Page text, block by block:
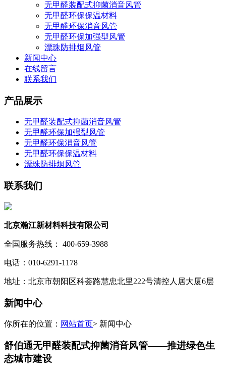
无甲醛装配式抑菌消音风管
无甲醛环保保温材料
无甲醛环保消音风管
无甲醛环保加强型风管
漂珠防排烟风管
新闻中心
在线留言
联系我们
产品展示
无甲醛装配式抑菌消音风管
无甲醛环保加强型风管
无甲醛环保消音风管
无甲醛环保保温材料
漂珠防排烟风管
联系我们
北京瀚江新材料科技有限公司
全国服务热线： 400-659-3988
电话：010-6291-1178
地址：北京市朝阳区科荟路慧忠北里222号清控人居大厦6层
新闻中心
你所在的位置： 网站首页> 新闻中心
舒伯通无甲醛装配式抑菌消音风管——推进绿色生
态城市建设